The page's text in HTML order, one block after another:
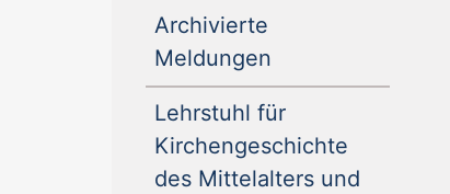
Archivierte
Meldungen
Lehrstuhl für
Kirchengeschichte
des Mittelalters und